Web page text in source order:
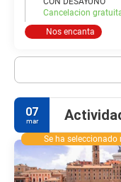
Cancelacion
Nos encanta
07
mar
Se ha